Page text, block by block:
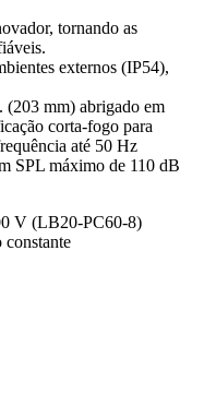
tornando as
externos (IP54),
(203 mm) abrigado em
corta-fogo para
até 50 Hz
SPL máximo de 110 dB
V (LB20-PC60-8)
constante